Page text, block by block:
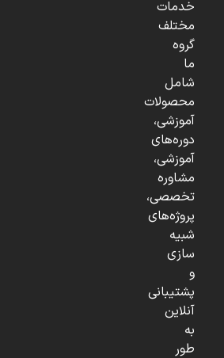
خدمات
مختلف
گروه
ما
شامل
محصولات
آموزشی،
دوره‌های
آموزشی،
مشاوره
تخصصی،
پروژه‌های
شبیه
سازی
و
پشتیبانی
آنلاین
به
طور